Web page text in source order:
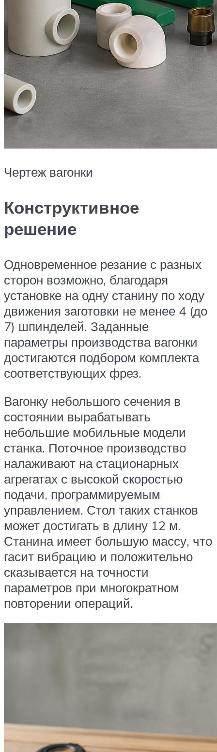
Чертеж вагонки
Конструктивное
решение
Одновременное резание с разных
сторон возможно, благодаря
установке на одну станину по ходу
движения заготовки не менее 4 (до
7) шпинделей. Заданные
параметры производства вагонки
достигаются подбором комплекта
соответствующих фрез.
Вагонку небольшого сечения в
состоянии вырабатывать
небольшие мобильные модели
станка. Поточное производство
налаживают на стационарных
агрегатах с высокой скоростью
подачи, программируемым
управлением. Стол таких станков
может достигать в длину 12 м.
Станина имеет большую массу, что
гасит вибрацию и положительно
сказывается на точности
параметров при многократном
повторении операций.